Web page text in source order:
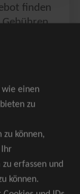
finden
welche
für die
Und das
wie einen
zu
können,
erfassen und
können.